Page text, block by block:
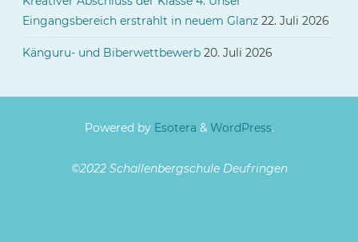
Eingangsbereich erstrahlt in neuem Glanz 22. Juli 2026
Känguru- und Biberwettbewerb 20. Juli 2026
Powered byEsotera & WordPress.
©2022 Schallenbergschule Deufringen